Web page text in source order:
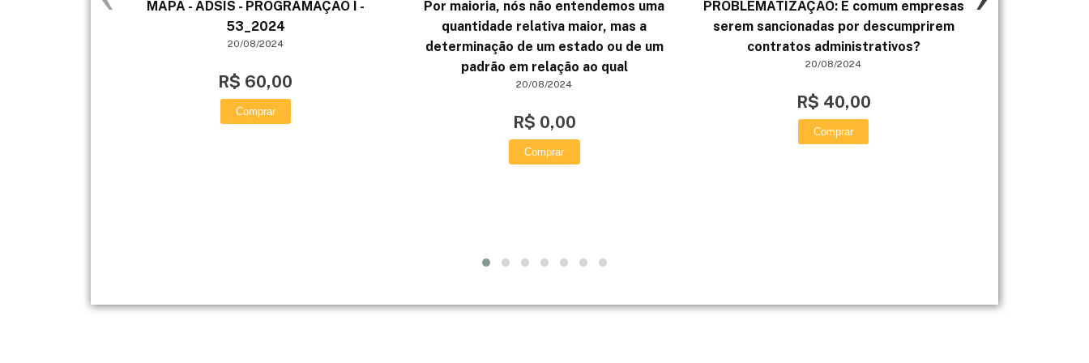
MAPA - ADSIS - PROGRAMAÇÃO I -
53_2024
20/08/2024
R$ 60,00
Comprar
Por maioria, nós não entendemos uma
quantidade relativa maior, mas a
determinação de um estado ou de um
padrão em relação ao qual
20/08/2024
R$ 0,00
Comprar
PROBLEMATIZAÇÃO: É comum empresas
serem sancionadas por descumprirem
contratos administrativos?
20/08/2024
R$ 40,00
Comprar
MAPA - AGRON